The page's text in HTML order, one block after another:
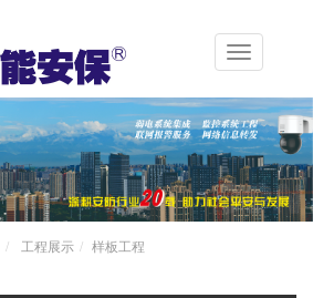
Toggle
工程展示 样板工程